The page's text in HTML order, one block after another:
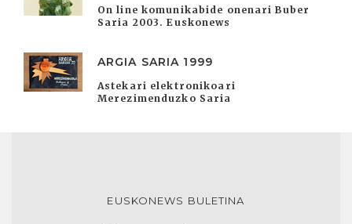
On line komunikabide onenari Buber
Saria 2003. Euskonews
ARGIA SARIA 1999
Astekari elektronikoari
Merezimenduzko Saria
EUSKONEWS BULETINA